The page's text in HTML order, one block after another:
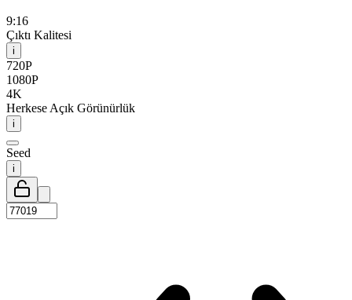
9:16
Çıktı Kalitesi
i
720P
1080P
4K
Herkese Açık Görünürlük
i
Seed
i